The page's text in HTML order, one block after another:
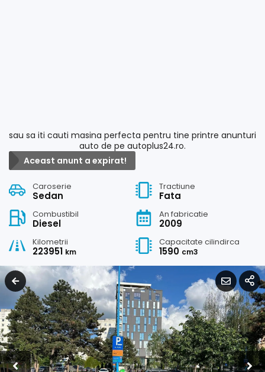
sau sa iti cauti masina perfecta pentru tine printre anunturi
auto de pe autoplus24.ro.
Aceast anunt a expirat!
Caroserie
Sedan
Tractiune
Fata
Combustibil
Diesel
An fabricatie
2009
Kilometrii
223951 km
Capacitate cilindirca
1590 cm3